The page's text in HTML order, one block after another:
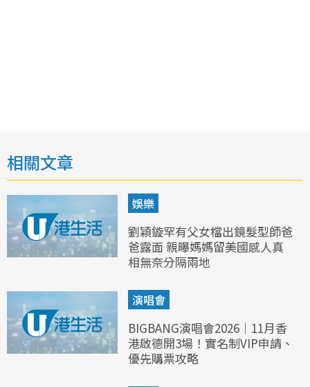
相關文章
娛樂
劉穎鏇罕有父女檔出鏡髮型師爸
爸露面 親曝媽媽留美國感人真
相無奈分隔兩地
演唱會
BIGBANG演唱會2026｜11月香
港啟德開3場！實名制VIP申請、
優先購票攻略